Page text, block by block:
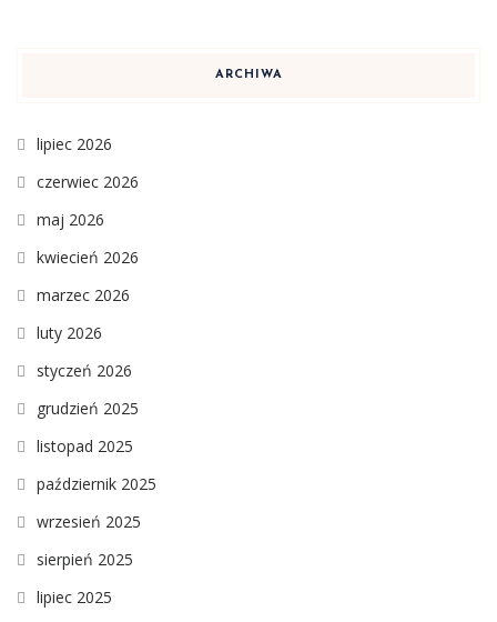
ARCHIWA
lipiec 2026
czerwiec 2026
maj 2026
kwiecień 2026
marzec 2026
luty 2026
styczeń 2026
grudzień 2025
listopad 2025
październik 2025
wrzesień 2025
sierpień 2025
lipiec 2025